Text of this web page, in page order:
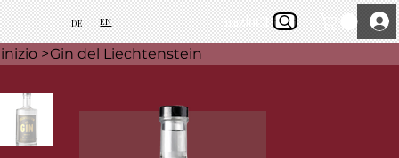
DE EN inizioChi siamo
inizio >Gin del Liechtenstein